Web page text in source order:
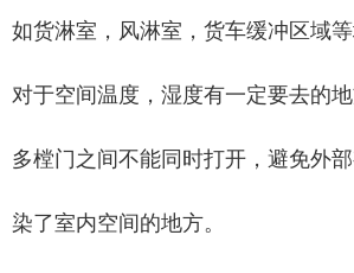
如货淋室，风淋室，货车缓冲区域
对于空间温度，湿度有一定要去的
多樘门之间不能同时打开，避免外
染了室内空间的地方。